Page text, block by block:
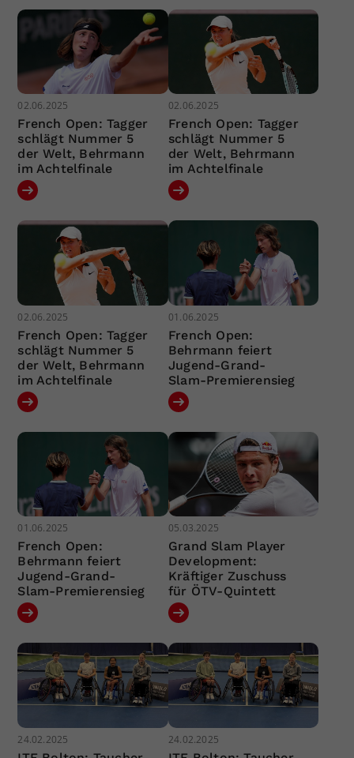
02.06.2025
French Open: Tagger
schlägt Nummer 5
der Welt, Behrmann
im Achtelfinale
02.06.2025
French Open: Tagger
schlägt Nummer 5
der Welt, Behrmann
im Achtelfinale
02.06.2025
French Open: Tagger
schlägt Nummer 5
der Welt, Behrmann
im Achtelfinale
01.06.2025
French Open:
Behrmann feiert
Jugend-Grand-
Slam-Premierensieg
01.06.2025
French Open:
Behrmann feiert
Jugend-Grand-
Slam-Premierensieg
05.03.2025
Grand Slam Player
Development:
Kräftiger Zuschuss
für ÖTV-Quintett
24.02.2025 24.02.2025